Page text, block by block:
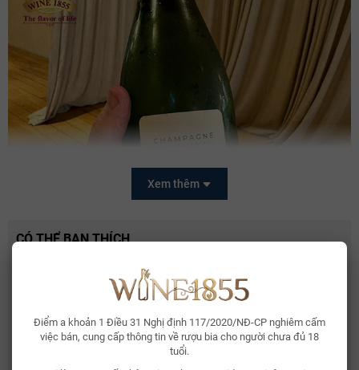
Điểm a khoản 1 Điều 31 Nghị định 117/2020/NĐ-CP nghiêm cấm
việc bán, cung cấp thông tin về rượu bia cho người chưa đủ 18
tuổi.
Thành Phần Nho Của Champagne Billecart-
Salmon Brut Inspiration 1818
Xem thêm
CÓ THỂ BẠN THÍCH
Whisky Glenallachie 13 Year Of The Horse 2026
2.150.000₫
Bia Bỉ Trappistes Rochefort 10
150.000₫